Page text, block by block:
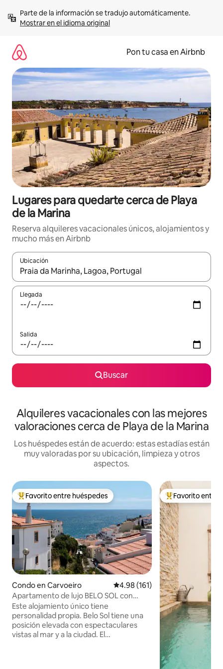
contenidoMostrar en el idioma original
Pon tu casa en Airbnb
Lugares para quedarte cerca de Playa
de la Marina
Reserva alquileres vacacionales únicos, alojamientos y
mucho más en Airbnb
Ubicación
Cuando los resultados estén disponibles, navega con las
Llegada
Salida
Buscar
Alquileres vacacionales con las mejores
valoraciones cerca de Playa de la Marina
Los huéspedes están de acuerdo: estas estadías están
muy valoradas por su ubicación, limpieza y otros
aspectos.
Favorito entre huéspedes preferido
Favorito entre huéspedes
Condo en Carvoeiro Calificación promedio: 4.98 de
4.98 (161)
Apartamento de lujo BELO SOL con
vistas al mar
Este alojamiento único tiene
personalidad propia. Belo Sol tiene una
posición elevada con espectaculares
vistas al mar y a la ciudad. El
Favorito entre
Favorito entre